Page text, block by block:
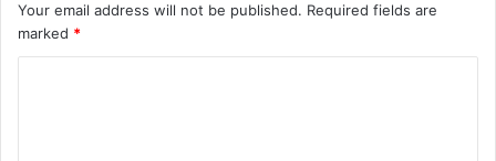
Your email address will not be published. Required fields are
marked *